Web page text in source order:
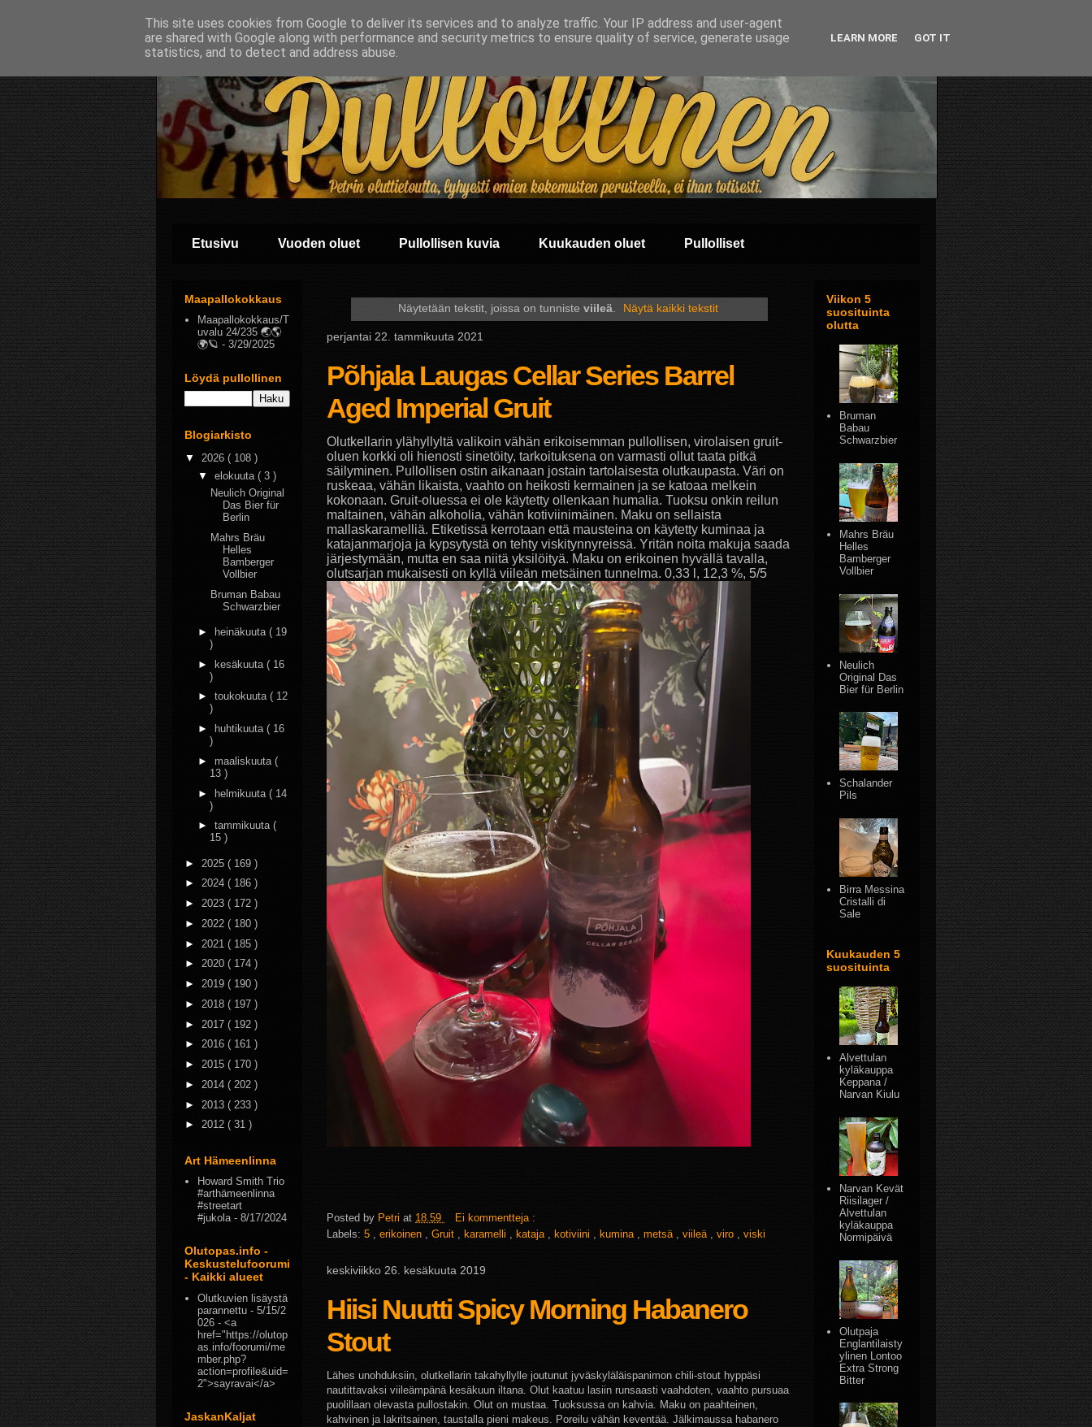
Etusivu Vuoden oluet Pullollisen kuvia Kuukauden oluet Pullolliset
Näytetään tekstit, joissa on tunniste viileä. Näytä kaikki tekstit
perjantai 22. tammikuuta 2021
Põhjala Laugas Cellar Series Barrel
Aged Imperial Gruit
Olutkellarin ylähyllyltä valikoin vähän erikoisemman pullollisen, virolaisen gruit-
oluen korkki oli hienosti sinetöity, tarkoituksena on varmasti ollut taata pitkä
säilyminen. Pullollisen ostin aikanaan jostain tartolaisesta olutkaupasta. Väri on
ruskeaa, vähän likaista, vaahto on heikosti kermainen ja se katoaa melkein
kokonaan. Gruit-oluessa ei ole käytetty ollenkaan humalia. Tuoksu onkin reilun
maltainen, vähän alkoholia, vähän kotiviinimäinen. Maku on sellaista
mallaskaramelliä. Etiketissä kerrotaan että mausteina on käytetty kuminaa ja
katajanmarjoja ja kypsytystä on tehty viskitynnyreissä. Yritän noita makuja saada
järjestymään, mutta en saa niitä yksilöityä. Maku on erikoinen hyvällä tavalla,
olutsarjan mukaisesti on kyllä viileän metsäinen tunnelma. 0,33 l, 12,3 %, 5/5
Posted by Petri at 18.59
Ei kommentteja :
Labels: 5 , erikoinen , Gruit , karamelli , kataja , kotiviini , kumina , metsä , viileä , viro , viski
keskiviikko 26. kesäkuuta 2019
Hiisi Nuutti Spicy Morning Habanero
Stout
Lähes unohduksiin, olutkellarin takahyllylle joutunut jyväskyläläispanimon chili-stout hyppäsi
nautittavaksi viileämpänä kesäkuun iltana. Olut kaatuu lasiin runsaasti vaahdoten, vaahto pursuaa
puolillaan olevasta pullostakin. Olut on mustaa. Tuoksussa on kahvia. Maku on paahteinen,
kahvinen ja lakritsainen, taustalla pieni makeus. Poreilu vähän keventää. Jälkimaussa habanero
Maapallokokkaus
Maapallokokkaus/T
uvalu 24/235 🌏🌎
🌍🪐 - 3/29/2025
Löydä pullollinen
Blogiarkisto
▼ 2026 ( 108 )
▼ elokuuta ( 3 )
Neulich Original
Das Bier für
Berlin
Mahrs Bräu
Helles
Bamberger
Vollbier
Bruman Babau
Schwarzbier
► heinäkuuta ( 19
)
► kesäkuuta ( 16
)
► toukokuuta ( 12
)
►
huhtikuuta ( 16
)
► maaliskuuta (
13 )
► helmikuuta ( 14
)
► tammikuuta (
15 )
► 2025 ( 169 )
► 2024 ( 186 )
► 2023 ( 172 )
► 2022 ( 180 )
► 2021 ( 185 )
► 2020 ( 174 )
► 2019 ( 190 )
► 2018 ( 197 )
► 2017 ( 192 )
► 2016 ( 161 )
► 2015 ( 170 )
► 2014 ( 202 )
► 2013 ( 233 )
► 2012 ( 31 )
Art Hämeenlinna
Howard Smith Trio
#arthämeenlinna
#streetart
#jukola- 8/17/2024
Olutopas.info -
Keskustelufoorumi
- Kaikki alueet
Olutkuvien lisäystä
parannettu - 5/15/2
026 - <a
href="https://olutop
as.info/foorumi/me
mber.php?
action=profile&uid=
2">sayravai</a>
JaskanKaljat
Viikon 5
suosituinta
olutta
Bruman
Babau
Schwarzbier
Mahrs Bräu
Helles
Bamberger
Vollbier
Neulich
Original Das
Bier für Berlin
Schalander
Pils
Birra Messina
Cristalli di
Sale
Kuukauden 5
suosituinta
Alvettulan
kyläkauppa
Keppana /
Narvan Kiulu
Narvan Kevät
Riisilager /
Alvettulan
kyläkauppa
Normipäivä
Olutpaja
Englantilaisty
ylinen Lontoo
Extra Strong
Bitter
This site uses cookies from Google to deliver its services and to analyze traffic. Your IP address and user-agent
are shared with Google along with performance and security metrics to ensure quality of service, generate usage
statistics, and to detect and address abuse.
LEARN MORE GOT IT